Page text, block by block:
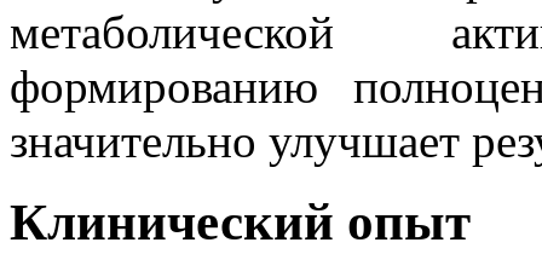
метаболической
формированию
значительно улучшает
Клинический опыт